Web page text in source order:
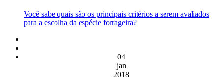
Você sabe quais são os principais critérios a serem avaliados
para a escolha da espécie forrageira?
04
jan
2018